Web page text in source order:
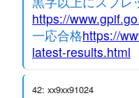
https://
一応合格https://
latest-results.html
42: xx9xx91024